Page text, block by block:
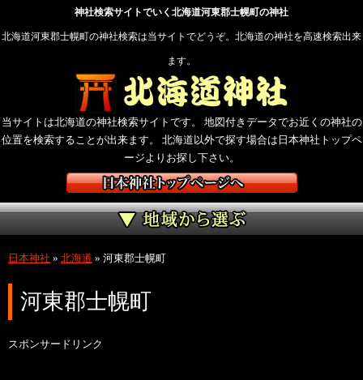
神社検索サイトでいく北海道河東郡士幌町の神社
北海道河東郡士幌町の神社検索は当サイトでどうぞ。北海道の神社を高速検索出来
ます。
当サイトは北海道の神社検索サイトです。 地図付きデータでお近くの神社の
位置を検索することが出来ます。 北海道以外で探す場合は日本神社トップペ
ージよりお探し下さい。
日本神社 » 北海道 » 河東郡士幌町
河東郡士幌町
スポンサードリンク